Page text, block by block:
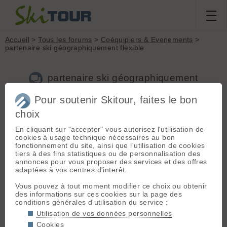
Accueil >Tous les forums > Coéquipiers & Evenements >
partenaire ski géographiquement flexible
partenaire ski géographiquement
M
myriam-sofia[8posts] - Le 20/11/2018 14:21
Hello
Je suis sur Genève et suis une passionnée de ski de rando!
aussi Belledone, Aravis, Mont-Blanc, Val d'Aoste et on peut
envisager + loin sur un we entier genre Ecrin ou Haute
Maurienne
J'aime les longues bambées, genre D+ 2'000 et d'avantage,
Pour soutenir Skitour, faites le bon
choix
En cliquant sur "accepter" vous autorisez l'utilisation de
cookies à usage technique nécessaires au bon
fonctionnement du site, ainsi que l'utilisation de cookies
tiers à des fins statistiques ou de personnalisation des
annonces pour vous proposer des services et des offres
adaptées à vos centres d'interêt.
Vous pouvez à tout moment modifier ce choix ou obtenir
des informations sur ces cookies sur la page des
conditions générales d'utilisation du service :
Utilisation de vos données personnelles
Cookies